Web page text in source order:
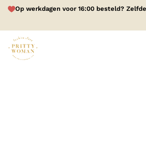
Op werkdagen voor 16:00 besteld?